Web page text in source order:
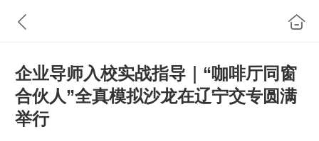
企业导师入校实战指导｜“咖啡厅同窗
合伙人”全真模拟沙龙在辽宁交专圆满
举行